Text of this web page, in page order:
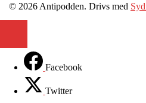
© 2026 Antipodden. Drivs med
Facebook
Twitter